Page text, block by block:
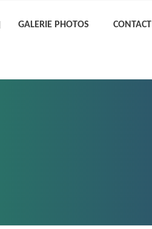
GALERIE PHOTOS CONTACT